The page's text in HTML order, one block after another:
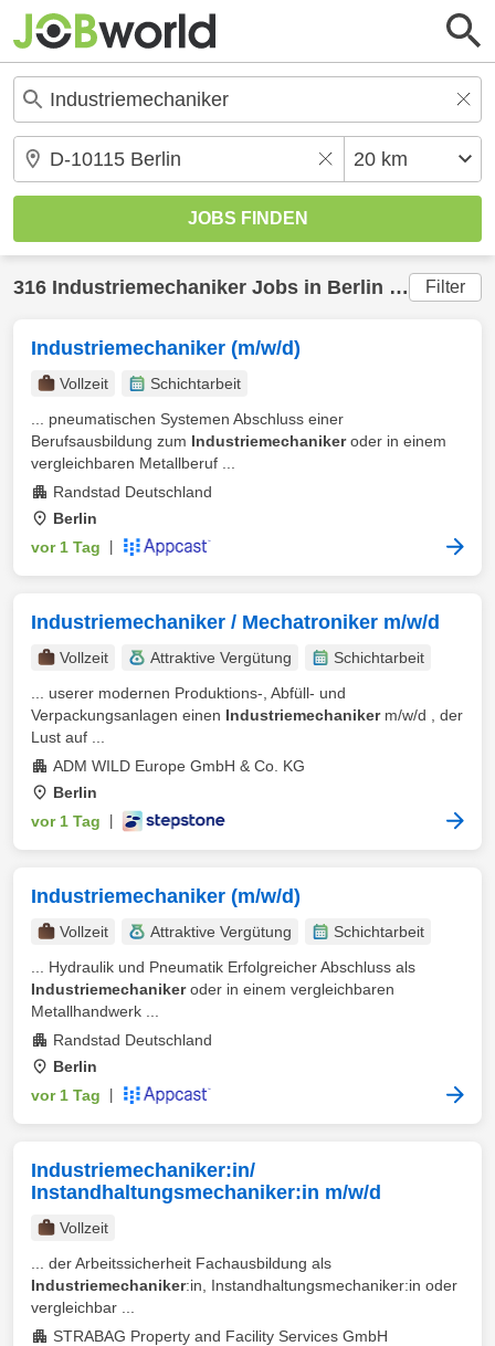
316 Industriemechaniker Jobs in Berlin Filter
Industriemechaniker (m/w/d)
Vollzeit
Schichtarbeit
... pneumatischen Systemen Abschluss einer
Berufsausbildung zum Industriemechanikeroder in einem
vergleichbaren Metallberuf ...
Randstad Deutschland
Berlin
vor 1 Tag
Industriemechaniker / Mechatroniker m/w/d
Vollzeit Attraktive Vergütung
Schichtarbeit
... userer modernen Produktions-, Abfüll- und
Verpackungsanlagen einen Industriemechanikerm/w/d , der
Lust auf ...
ADM WILD Europe GmbH & Co. KG
Berlin
vor 1 Tag
Industriemechaniker (m/w/d)
Vollzeit Attraktive Vergütung
Schichtarbeit
... Hydraulik und Pneumatik Erfolgreicher Abschluss als
Industriemechanikeroder in einem vergleichbaren
Metallhandwerk ...
Randstad Deutschland
Berlin
vor 1 Tag
Industriemechaniker:in/
Instandhaltungsmechaniker:in m/w/d
Vollzeit
... der Arbeitssicherheit Fachausbildung als
Industriemechaniker:in, Instandhaltungsmechaniker:in oder
vergleichbar ...
STRABAG Property and Facility Services GmbH